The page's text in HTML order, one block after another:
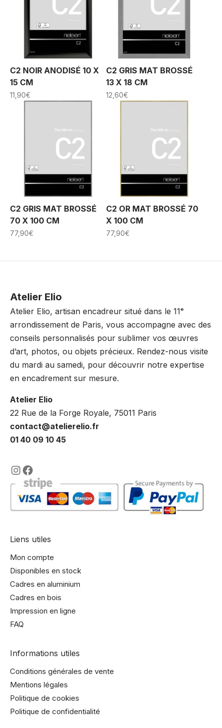
C2 NOIR ANODISÉ 10 X
15 CM
11,90€
C2 GRIS MAT BROSSÉ
13 X 18 CM
12,60€
C2 GRIS MAT BROSSÉ
70 X 100 CM
77,90€
C2 OR MAT BROSSÉ 70
X 100 CM
77,90€
Atelier Elio
Atelier Elio, artisan encadreur situé dans le 11ᵉ
arrondissement de Paris, vous accompagne avec des
conseils personnalisés pour sublimer vos œuvres
d’art, photos, ou objets précieux. Rendez-nous visite
du mardi au samedi, pour découvrir notre expertise
en encadrement sur mesure.
Atelier Elio
22 Rue de la Forge Royale, 75011 Paris
contact@atelierelio.fr
01 40 09 10 45
https://www.instagram.com/
https://www.facebook.com/
Liens utiles
Mon compte
Disponibles en stock
Cadres en aluminium
Cadres en bois
Impression en ligne
FAQ
Informations utiles
Conditions générales de vente
Mentions légales
Politique de cookies
Politique de confidentialité